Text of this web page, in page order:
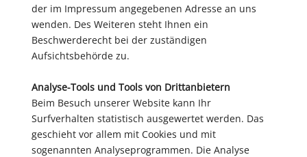
der im Impressum angegebenen Adresse an uns
wenden. Des Weiteren steht Ihnen ein
Beschwerderecht bei der zuständigen
Aufsichtsbehörde zu.
Analyse-Tools und Tools von Drittanbietern
Beim Besuch unserer Website kann Ihr
Surfverhalten statistisch ausgewertet werden. Das
geschieht vor allem mit Cookies und mit
sogenannten Analyseprogrammen. Die Analyse